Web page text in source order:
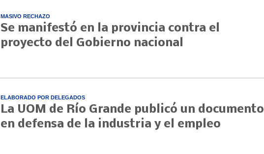
MASIVO RECHAZO
Se manifestó en la provincia contra el
proyecto del Gobierno nacional
ELABORADO POR DELEGADOS
La UOM de Río Grande publicó un documento
en defensa de la industria y el empleo